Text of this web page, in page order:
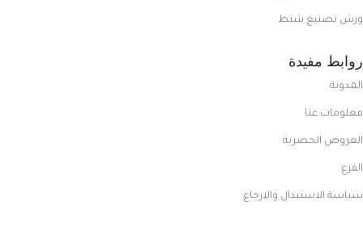
ورش تصنيع شنط
روابط مفيدة
المدونة
معلومات عنا
العروض الحصرية
الفرع
سياسة الاستبدال والارجاع